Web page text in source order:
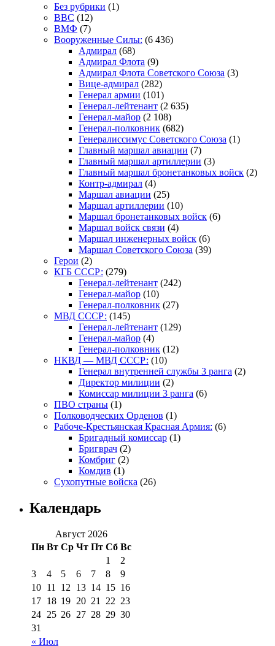
Без рубрики (1)
ВВС (12)
ВМФ (7)
Вооруженные Силы: (6 436)
Адмирал (68)
Адмирал Флота (9)
Адмирал Флота Советского Союза (3)
Вице-адмирал (282)
Генерал армии (101)
Генерал-лейтенант (2 635)
Генерал-майор (2 108)
Генерал-полковник (682)
Генералиссимус Советского Союза (1)
Главный маршал авиации (7)
Главный маршал артиллерии (3)
Главный маршал бронетанковых войск (2)
Контр-адмирал (4)
Маршал авиации (25)
Маршал артиллерии (10)
Маршал бронетанковых войск (6)
Маршал войск связи (4)
Маршал инженерных войск (6)
Маршал Советского Союза (39)
Герои (2)
КГБ СССР: (279)
Генерал-лейтенант (242)
Генерал-майор (10)
Генерал-полковник (27)
МВД СССР: (145)
Генерал-лейтенант (129)
Генерал-майор (4)
Генерал-полковник (12)
НКВД — МВД СССР: (10)
Генерал внутренней службы 3 ранга (2)
Директор милиции (2)
Комиссар милиции 3 ранга (6)
ПВО страны (1)
Полководческих Орденов (1)
Рабоче-Крестьянская Красная Армия: (6)
Бригадный комиссар (1)
Бригврач (2)
Комбриг (2)
Комдив (1)
Сухопутные войска (26)
Календарь
Август 2026
Пн Вт Ср Чт Пт Сб Вс
« Июл
1
2
3
4 5 6 7 8
9
10 11 12 13 14 15 16
17 18 19 20 21 22 23
24 25 26 27 28 29 30
31